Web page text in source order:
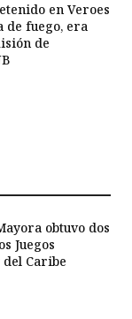
en Veroes
de fuego, era
de
obtuvo dos
Juegos
Caribe